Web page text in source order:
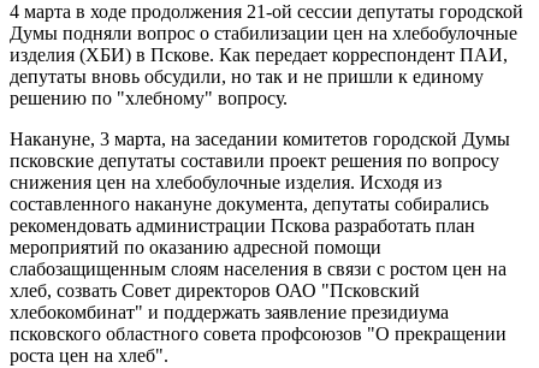
4 марта в ходе продолжения 21-ой сессии депутаты городской
Думы подняли вопрос о стабилизации цен на хлебобулочные
изделия (ХБИ) в Пскове. Как передает корреспондент ПАИ,
депутаты вновь обсудили, но так и не пришли к единому
решению по "хлебному" вопросу.
Накануне, 3 марта, на заседании комитетов городской Думы
псковские депутаты составили проект решения по вопросу
снижения цен на хлебобулочные изделия. Исходя из
составленного накануне документа, депутаты собирались
рекомендовать администрации Пскова разработать план
мероприятий по оказанию адресной помощи
слабозащищенным слоям населения в связи с ростом цен на
хлеб, созвать Совет директоров ОАО "Псковский
хлебокомбинат" и поддержать заявление президиума
псковского областного совета профсоюзов "О прекращении
роста цен на хлеб".